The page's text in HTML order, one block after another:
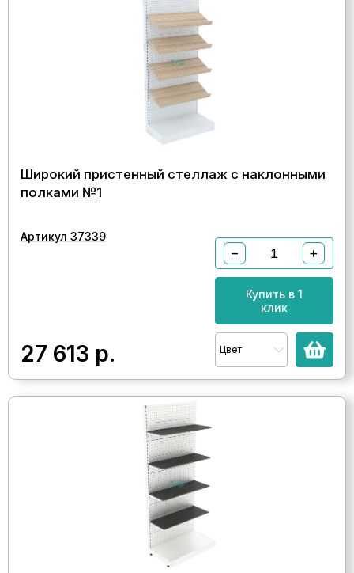
Широкий пристенный стеллаж с наклонными
полками №1
Артикул 37339
27 613 р.
− +
Купить в 1
клик
Цвет